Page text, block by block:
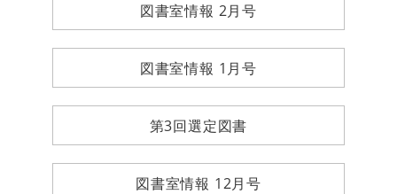
図書室情報 2月号
図書室情報 1月号
第3回選定図書
図書室情報 12月号